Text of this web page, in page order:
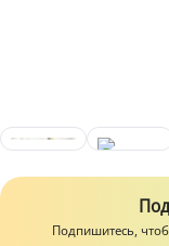
Подпишитесь,